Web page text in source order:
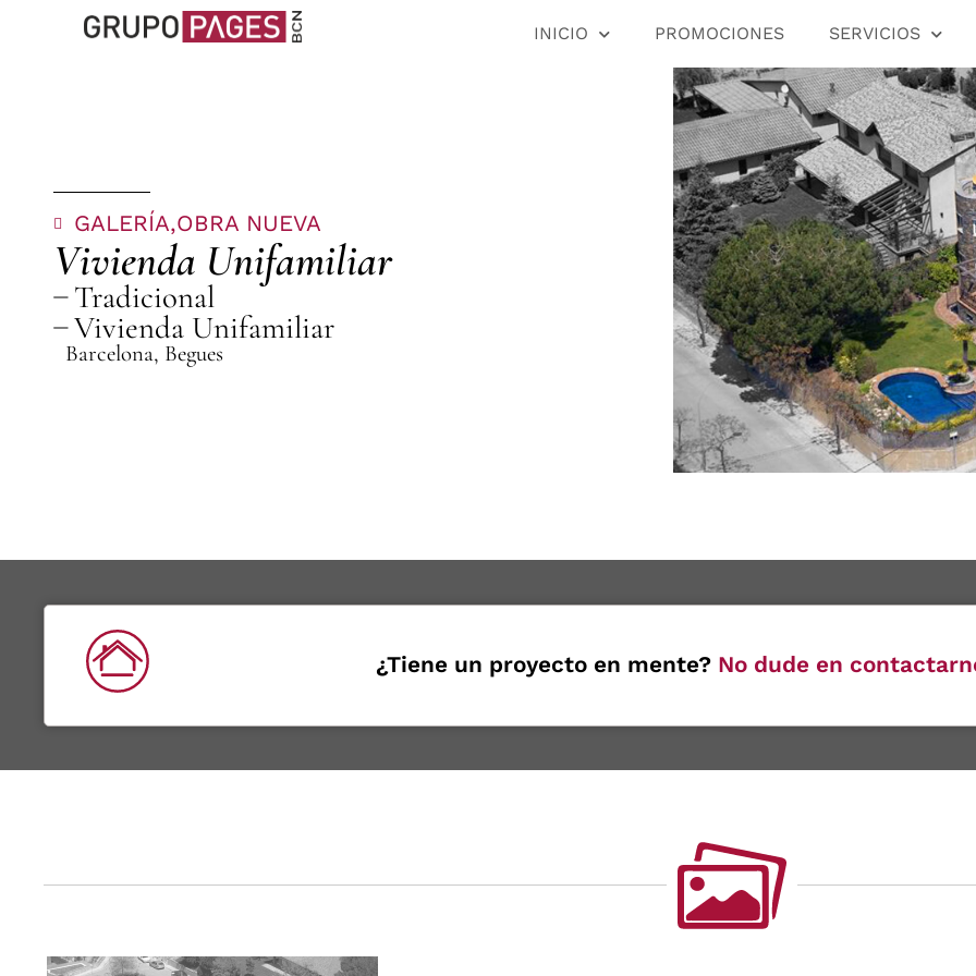
INICIO PROMOCIONES SERVICIOS
GALERÍA,OBRA NUEVA
Vivienda Unifamiliar
Tradicional
Vivienda Unifamiliar
Barcelona, Begues
¿Tiene un proyecto en mente?No dude en